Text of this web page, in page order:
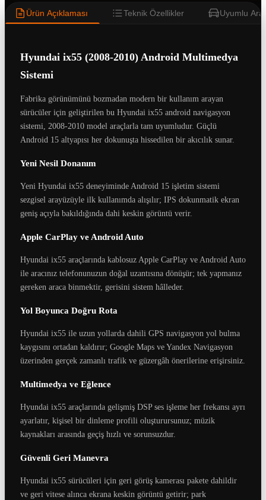
Ürün Açıklaması Teknik Özellikler Uyumlu
Hyundai ix55 (2008-2010) Android Multimedya
Sistemi
Fabrika görünümünü bozmadan modern bir kullanım arayan
sürücüler için geliştirilen bu Hyundai ix55 android navigasyon
sistemi, 2008-2010 model araçlarla tam uyumludur. Güçlü
Android 15 altyapısı her dokunuşta hissedilen bir akıcılık sunar.
Yeni Nesil Donanım
Yeni Hyundai ix55 deneyiminde Android 15 işletim sistemi
sezgisel arayüzüyle ilk kullanımda alışılır; IPS dokunmatik ekran
geniş açıyla bakıldığında dahi keskin görüntü verir.
Apple CarPlay ve Android Auto
Hyundai ix55 araçlarında kablosuz Apple CarPlay ve Android Auto
ile aracınız telefonunuzun doğal uzantısına dönüşür; tek yapmanız
gereken araca binmektir, gerisini sistem hâlleder.
Yol Boyunca Doğru Rota
Hyundai ix55 ile uzun yollarda dahili GPS navigasyon yol bulma
kaygısını ortadan kaldırır; Google Maps ve Yandex Navigasyon
üzerinden gerçek zamanlı trafik ve güzergâh önerilerine erişirsiniz.
Multimedya ve Eğlence
Hyundai ix55 araçlarında gelişmiş DSP ses işleme her frekansı ayrı
ayarlatır, kişisel bir dinleme profili oluşturursunuz; müzik
kaynakları arasında geçiş hızlı ve sorunsuzdur.
Güvenli Geri Manevra
Hyundai ix55 sürücüleri için geri görüş kamerası pakete dahildir
ve geri vitese alınca ekrana keskin görüntü getirir; park